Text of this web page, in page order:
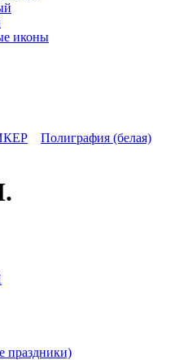
иконы
Полиграфия (белая)
праздники)